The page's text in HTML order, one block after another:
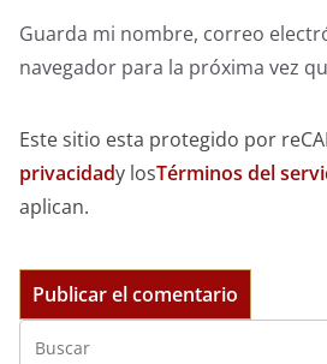
Guarda mi nombre, correo
navegador para la próxima vez
Este sitio esta protegido por
privacidady losTérminos del
aplican.